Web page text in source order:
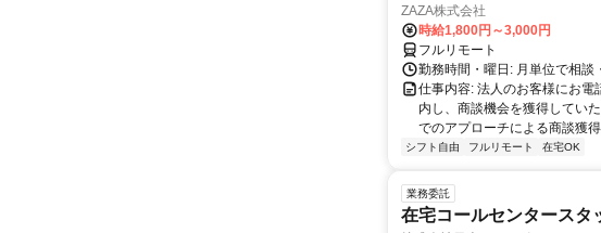
ZAZA株式会社
時給1,800円～3,000円
フルリモート
勤務時間・曜日: 月単位で相談
仕事内容: 法人のお客様にお
内し、商談機会を獲得してい
でのアプローチによる商談獲
シフト自由 フルリモート 在宅OK
業務委託
在宅コールセンタースタ